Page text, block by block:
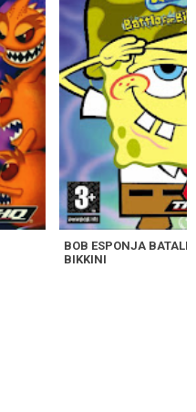
BOB ESPONJA
BIKKINI